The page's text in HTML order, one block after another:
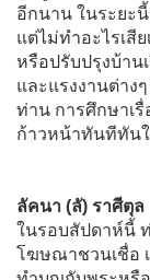
อีกนาน ในระยะนี้
แต่ไม่ทำอะไรเสี
หรือปรับปรุงบ้าน
และแรงงานต่าง
ท่าน การศึกษาเรื่
ก้าวหน้าทันทีทัน
ลัคนา (ลั) ราศีตุล
ในรอบสัปดาห์นี้
โฆษณาชวนเชื่อ